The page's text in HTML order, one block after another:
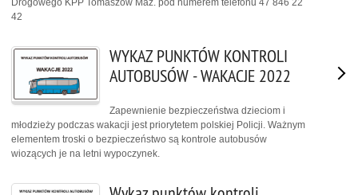
Drogowego KPP Tomaszów Maz. pod numerem telefonu 47 846 22
42
WYKAZ PUNKTÓW KONTROLI
AUTOBUSÓW - WAKACJE 2022
Zapewnienie bezpieczeństwa dzieciom i
młodzieży podczas wakacji jest priorytetem polskiej Policji. Ważnym
elementem troski o bezpieczeństwo są kontrole autobusów
wiozących je na letni wypoczynek.